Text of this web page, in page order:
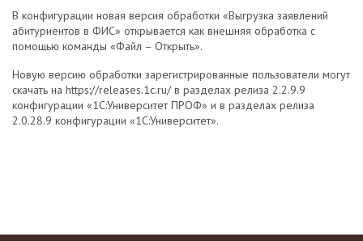
В конфигурации новая версия обработки «Выгрузка заявлений
абитуриентов в ФИС» открывается как внешняя обработка с
помощью команды «Файл – Открыть».
Новую версию обработки зарегистрированные пользователи могут
скачать на https://releases.1c.ru/ в разделах релиза 2.2.9.9
конфигурации «1С:Университет ПРОФ» и в разделах релиза
2.0.28.9 конфигурации «1С:Университет».